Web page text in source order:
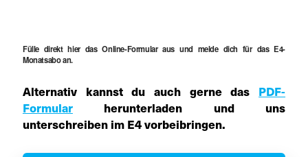
Fülle direkt hier das Online-Formular aus und melde dich für das E4-
Monatsabo an.
Alternativ kannst du auch gerne das PDF-
Formularherunterladen und uns
unterschreiben im E4 vorbeibringen.